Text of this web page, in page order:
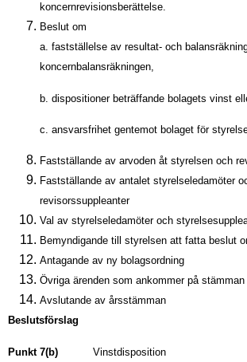
koncernrevisionsberättelse.
Beslut om
a. fastställelse av resultat- och
koncernbalansräkningen,
b. dispositioner beträffande bolagets vinst
c. ansvarsfrihet gentemot bolaget för
Fastställande av arvoden åt styrelsen och
Fastställande av antalet styrelseledamöter
revisorssuppleanter
Val av styrelseledamöter och
Bemyndigande till styrelsen att fatta beslut
Antagande av ny bolagsordning
Övriga ärenden som ankommer på
Avslutande av årsstämman
Beslutsförslag
Punkt 7(b) Vinstdisposition